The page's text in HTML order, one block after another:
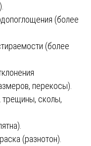
(более
(более
перекосы).
трещины, сколы,
(разнотон).